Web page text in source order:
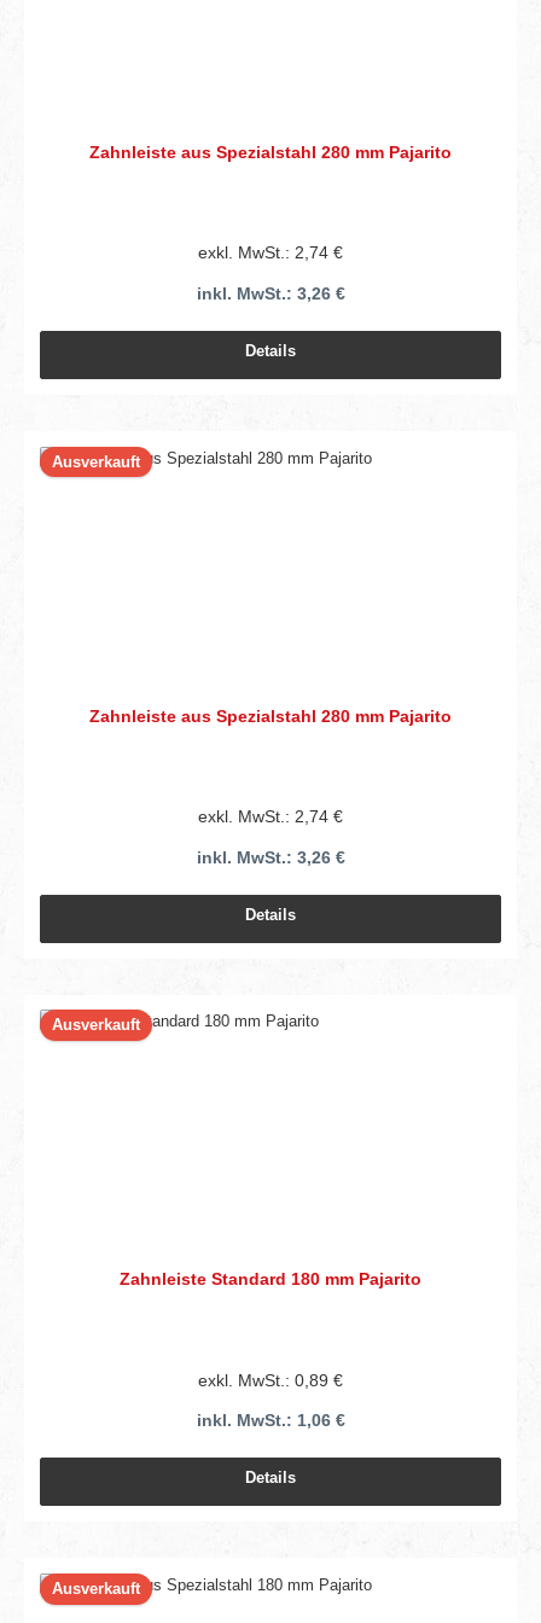
Zahnleiste aus Spezialstahl 280 mm Pajarito
exkl. MwSt.: 2,74 €
inkl. MwSt.: 3,26 €
Details
Ausverkauft
Zahnleiste aus Spezialstahl 280 mm Pajarito
exkl. MwSt.: 2,74 €
inkl. MwSt.: 3,26 €
Details
Ausverkauft
Zahnleiste Standard 180 mm Pajarito
exkl. MwSt.: 0,89 €
inkl. MwSt.: 1,06 €
Details
Ausverkauft